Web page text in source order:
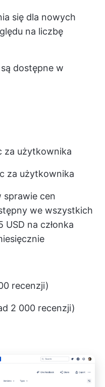
się dla nowych
na liczbę
dostępne w
za użytkownika
za użytkownika
sprawie cen
we wszystkich
USD na członka
recenzji)
2 000 recenzji)